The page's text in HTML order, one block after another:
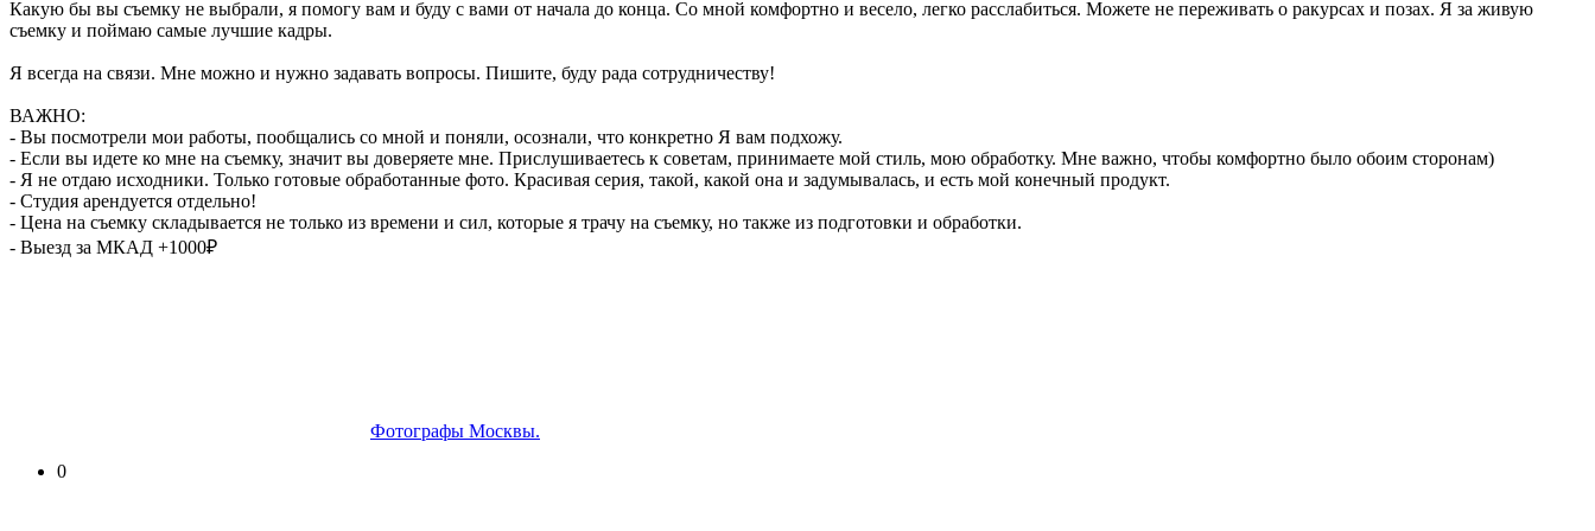
Какую бы вы съемку не выбрали, я помогу вам и буду с вами от начала до конца. Со мной комфортно и весело, легко расслабиться. Можете не переживать о ракурсах и позах. Я за живую
съемку и поймаю самые лучшие кадры.
Я всегда на связи. Мне можно и нужно задавать вопросы. Пишите, буду рада сотрудничеству!
ВАЖНО:
- Вы посмотрели мои работы, пообщались со мной и поняли, осознали, что конкретно Я вам подхожу.
- Если вы идете ко мне на съемку, значит вы доверяете мне. Прислушиваетесь к советам, принимаете мой стиль, мою обработку. Мне важно, чтобы комфортно было обоим сторонам)
- Я не отдаю исходники. Только готовые обработанные фото. Красивая серия, такой, какой она и задумывалась, и есть мой конечный продукт.
- Студия арендуется отдельно!
- Цена на съемку складывается не только из времени и сил, которые я трачу на съемку, но также из подготовки и обработки.
- Выезд за МКАД +1000₽
Фотографы Москвы.
0